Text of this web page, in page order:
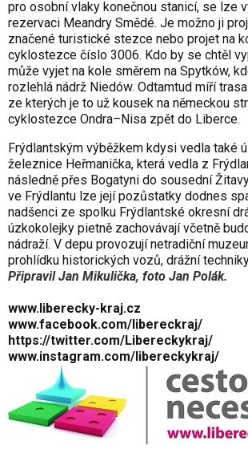
pro osobní vlaky konečnou stanicí, se lze
rezervaci Meandry Smědé. Je možno ji
značené turistické stezce nebo projet na
cyklostezce číslo 3006. Kdo by se chtěl
může vyjet na kole směrem na Spytków,
rozlehlá nádrž Niedów. Odtamtud míří
ze kterých je to už kousek na německou
cyklostezce Ondra–Nisa zpět do Liberce.
Frýdlantským výběžkem kdysi vedla také
železnice Heřmanička, která vedla z
následně přes Bogatyni do sousední
ve Frýdlantu lze její pozůstatky dodnes
nadšenci ze spolku Frýdlantské okresní
úzkokolejky pietně zachovávají včetně
nádraží. V depu provozují netradiční
prohlídku historických vozů, drážní
Připravil Jan Mikulička, foto Jan Polák.
www.liberecky-kraj.cz
www.facebook.com/libereckraj/
https://twitter.com/Libereckykraj/
www.instagram.com/libereckykraj/